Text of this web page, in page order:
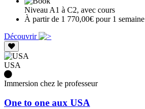
Niveau A1 à C2, avec cours
À partir de 1 770,00€ pour 1 semaine
Découvrir
USA
Immersion chez le professeur
One to one aux USA